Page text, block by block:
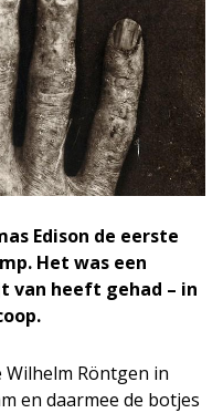
Edison de eerste
Het was een
van heeft gehad – in
Röntgen in
en daarmee de botjes